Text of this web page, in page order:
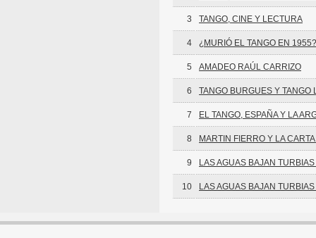
3 TANGO, CINE Y LECTURA
4 ¿MURIÓ EL TANGO EN 1955?
5 AMADEO RAÚL CARRIZO
6 TANGO BURGUES Y TANGO
7 EL TANGO, ESPAÑA Y LA
8 MARTIN FIERRO Y LA
9 LAS AGUAS BAJAN TURBIAS
10 LAS AGUAS BAJAN TURBIAS